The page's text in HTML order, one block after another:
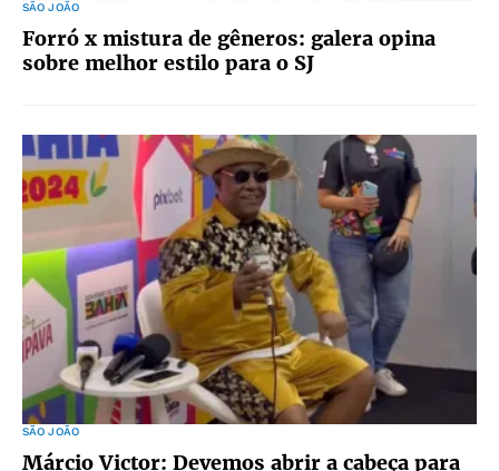
SÃO JOÃO
Forró x mistura de gêneros: galera opina
sobre melhor estilo para o SJ
SÃO JOÃO
Márcio Victor: Devemos abrir a cabeça para